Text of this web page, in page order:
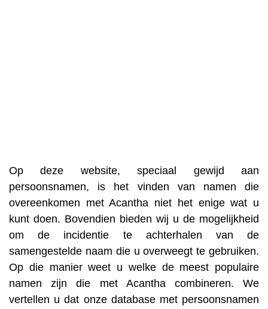
Op deze website, speciaal gewijd aan
persoonsnamen, is het vinden van namen die
overeenkomen met Acantha niet het enige wat u
kunt doen. Bovendien bieden wij u de mogelijkheid
om de incidentie te achterhalen van de
samengestelde naam die u overweegt te gebruiken.
Op die manier weet u welke de meest populaire
namen zijn die met Acantha combineren. We
vertellen u dat onze database met persoonsnamen